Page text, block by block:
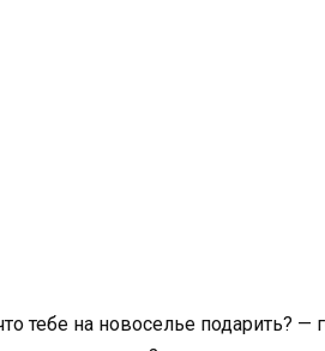
тебе на новоселье подарить?